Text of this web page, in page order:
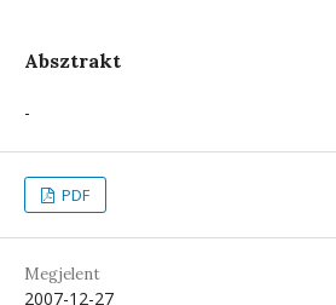
Absztrakt
-
PDF
Megjelent
2007-12-27